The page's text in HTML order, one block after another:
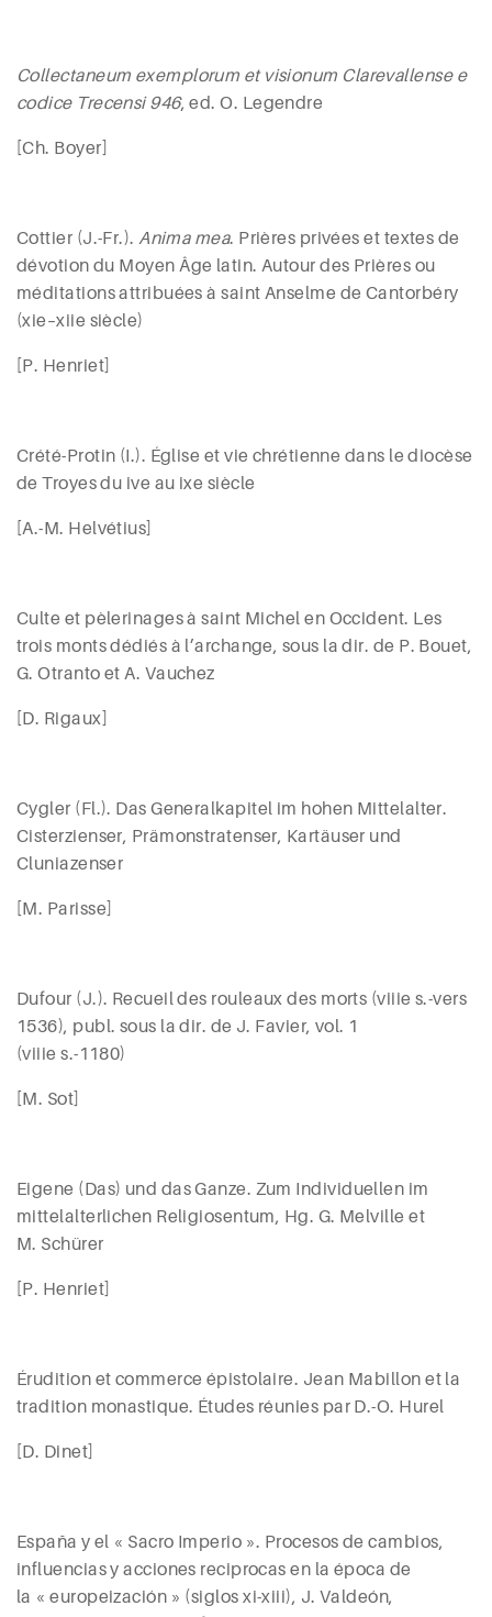
Collectaneum exemplorum et visionum Clarevallense e
codice Trecensi 946, ed. O. Legendre
[Ch. Boyer]
Cottier (J.-Fr.).Anima mea. Prières privées et textes de
dévotion du Moyen Âge latin. Autour des Prières ou
méditations attribuées à saint Anselme de Cantorbéry
(xie–xiie siècle)
[P. Henriet]
Crété-Protin (I.). Église et vie chrétienne dans le diocèse
de Troyes du ive au ixe siècle
[A.-M. Helvétius]
Culte et pèlerinages à saint Michel en Occident. Les
trois monts dédiés à l’archange, sous la dir. de P. Bouet,
G.Otranto et A. Vauchez
[D. Rigaux
Cygler (Fl.). Das Generalkapitel im hohen Mittelalter.
Cisterzienser, Prämonstratenser, Kartäuser und
Cluniazenser
[M. Parisse]
Dufour (J.). Recueil des rouleaux des morts (viiie s.-vers
1536), publ. sous la dir. de J. Favier, vol. 1
(viiie s.-1180)
[M. Sot]
Eigene (Das) und das Ganze. Zum Individuellen im
mittelalterlichen Religiosentum, Hg. G. Melville et
M. Schürer
[P. Henriet]
Érudition et commerce épistolaire. Jean Mabillon et la
tradition monastique. Études réunies par D.-O. Hurel
[D. Dinet
España y el « Sacro Imperio ». Procesos de cambios,
influencias y acciones reciprocas en la época de
la « europeización » (siglos xi-xiii), J. Valdeón,